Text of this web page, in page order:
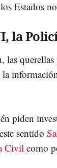
Estados
la
las querellas
piden
sentido
Civil como